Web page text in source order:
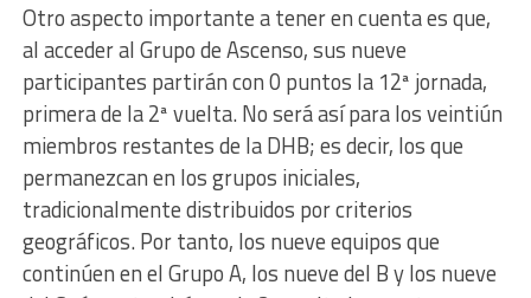
Otro aspecto importante a tener en cuenta es que,
al acceder al Grupo de Ascenso, sus nueve
participantes partirán con 0 puntos la 12ª jornada,
primera de la 2ª vuelta. No será así para los veintiún
miembros restantes de la DHB; es decir, los que
permanezcan en los grupos iniciales,
tradicionalmente distribuidos por criterios
geográficos. Por tanto, los nueve equipos que
continúen en el Grupo A, los nueve del B y los nueve